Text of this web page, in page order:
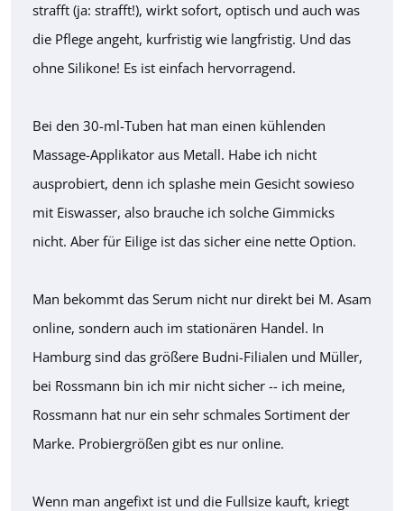
strafft (ja: strafft!), wirkt sofort, optisch und auch was
die Pflege angeht, kurfristig wie langfristig. Und das
ohne Silikone! Es ist einfach hervorragend.
Bei den 30-ml-Tuben hat man einen kühlenden
Massage-Applikator aus Metall. Habe ich nicht
ausprobiert, denn ich splashe mein Gesicht sowieso
mit Eiswasser, also brauche ich solche Gimmicks
nicht. Aber für Eilige ist das sicher eine nette Option.
Man bekommt das Serum nicht nur direkt bei M. Asam
online, sondern auch im stationären Handel. In
Hamburg sind das größere Budni-Filialen und Müller,
bei Rossmann bin ich mir nicht sicher -- ich meine,
Rossmann hat nur ein sehr schmales Sortiment der
Marke. Probiergrößen gibt es nur online.
Wenn man angefixt ist und die Fullsize kauft, kriegt